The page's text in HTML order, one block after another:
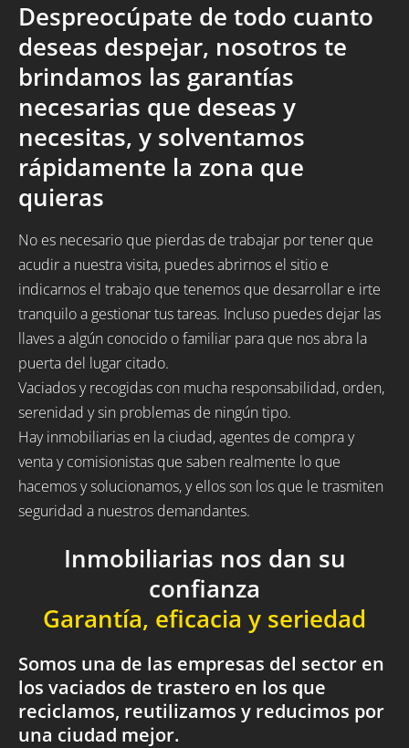
Despreocúpate de todo cuanto
deseas despejar, nosotros te
brindamos las garantías
necesarias que deseas y
necesitas, y solventamos
rápidamente la zona que
quieras
No es necesario que pierdas de trabajar por tener que
acudir a nuestra visita, puedes abrirnos el sitio e
indicarnos el trabajo que tenemos que desarrollar e irte
tranquilo a gestionar tus tareas. Incluso puedes dejar las
llaves a algún conocido o familiar para que nos abra la
puerta del lugar citado.
Vaciados y recogidas con mucha responsabilidad, orden,
serenidad y sin problemas de ningún tipo.
Hay inmobiliarias en la ciudad, agentes de compra y
venta y comisionistas que saben realmente lo que
hacemos y solucionamos, y ellos son los que le trasmiten
seguridad a nuestros demandantes.
Inmobiliarias nos dan su
confianza
Garantía, eficacia y seriedad
Somos una de las empresas del sector en
los vaciados de trastero en los que
reciclamos, reutilizamos y reducimos por
una ciudad mejor.